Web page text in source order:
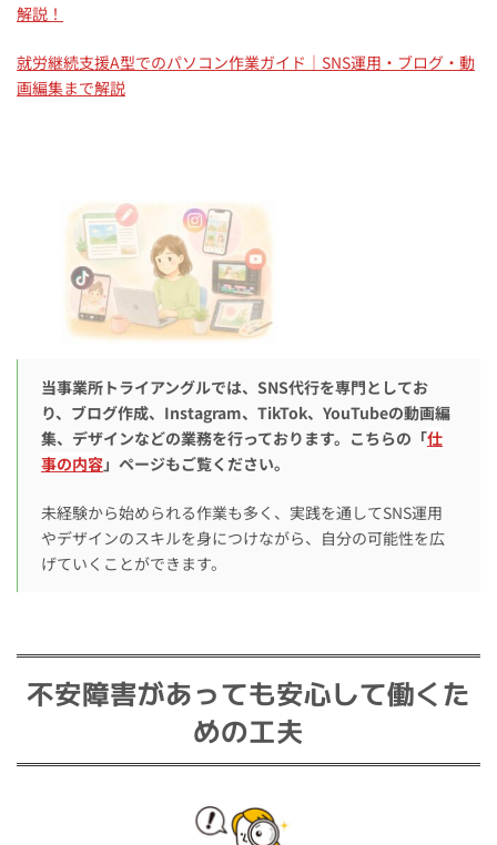
解説！
就労継続支援A型でのパソコン作業ガイド｜SNS運用・ブログ・動
画編集まで解説
当事業所トライアングルでは、SNS代行を専門としてお
り、ブログ作成、Instagram、TikTok、YouTubeの動画編
集、デザインなどの業務を行っております。こちらの「仕
事の内容」ページもご覧ください。
未経験から始められる作業も多く、実践を通してSNS運用
やデザインのスキルを身につけながら、自分の可能性を広
げていくことができます。
不安障害があっても安心して働くた
めの工夫